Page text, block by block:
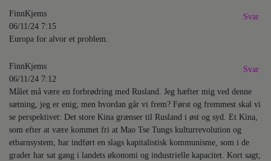
FinnKjems
06/11/24 7:15
Europa for alvor et problem.
Svar
FinnKjems
06/11/24 7:12
Målet må være en forbrødring med Rusland. Jeg hæfter mig ved denne
sætning, jeg er enig; men hvordan går vi frem? Først og fremmest skal vi
se perspektivet: Det store Kina grænser til Rusland i øst og syd. Et Kina,
som efter at være kommet fri at Mao Tse Tungs kulturrevolution og
etbarnsystem, har indført en slags kapitalistisk kommunisme, som i de
grader har sat gang i landets økonomi og industrielle kapacitet. Kort sagt;
Svar